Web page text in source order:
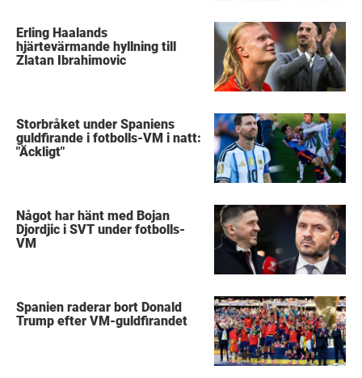
Erling Haalands
hjärtevärmande hyllning till
Zlatan Ibrahimovic
Storbråket under Spaniens
guldfirande i fotbolls-VM i natt:
"Äckligt"
Något har hänt med Bojan
Djordjic i SVT under fotbolls-
VM
Spanien raderar bort Donald
Trump efter VM-guldfirandet